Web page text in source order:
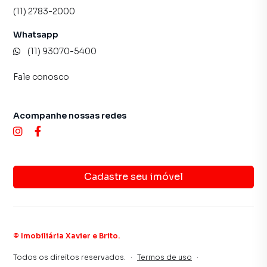
proprietários e inquilinos.
(11) 2783-2000
Whatsapp
(11) 93070-5400
Fale conosco
Cadastre seu imóvel
Acompanhe nossas redes
© Imobiliária Xavier e Brito.
Todos os direitos reservados. · Termos de uso ·